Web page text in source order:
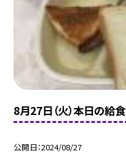
8月27日（火）本日の給食
公開日 2024/08/27